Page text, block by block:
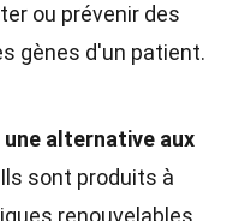
ou prévenir des
gènes d'un patient.
alternative aux
Ils sont produits à
renouvelables,